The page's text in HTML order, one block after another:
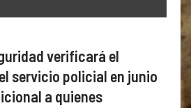
verificará el
servicio policial en junio
a quienes